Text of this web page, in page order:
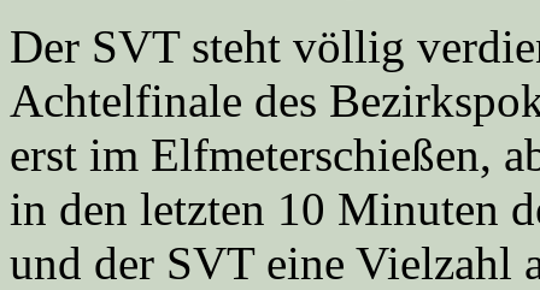
Der SVT steht völlig
Achtelfinale des
erst im Elfmeterschießen,
in den letzten 10 Minuten
und der SVT eine Vielzahl